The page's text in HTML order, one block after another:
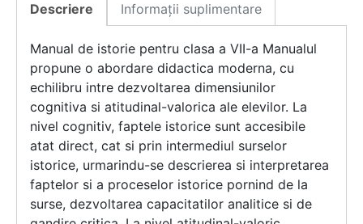
Descriere Informații suplimentare
Manual de istorie pentru clasa a VII-a Manualul
propune o abordare didactica moderna, cu
echilibru intre dezvoltarea dimensiunilor
cognitiva si atitudinal-valorica ale elevilor. La
nivel cognitiv, faptele istorice sunt accesibile
atat direct, cat si prin intermediul surselor
istorice, urmarindu-se descrierea si interpretarea
faptelor si a proceselor istorice pornind de la
surse, dezvoltarea capacitatilor analitice si de